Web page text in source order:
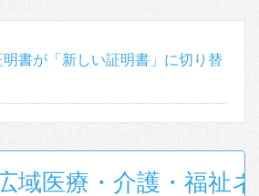
書が「新しい証明書」に切り替
域医療・介護・福祉